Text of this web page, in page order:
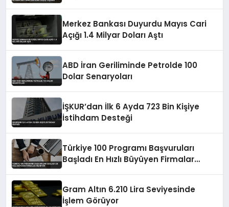
Merkez Bankası Duyurdu Mayıs Cari
Açığı 1.4 Milyar Doları Aştı
ABD İran Geriliminde Petrolde 100
Dolar Senaryoları
İŞKUR’dan İlk 6 Ayda 723 Bin Kişiye
İstihdam Desteği
Türkiye 100 Programı Başvuruları
Başladı En Hızlı Büyüyen Firmalar
Gram Altın 6.210 Lira Seviyesinde
İşlem Görüyor